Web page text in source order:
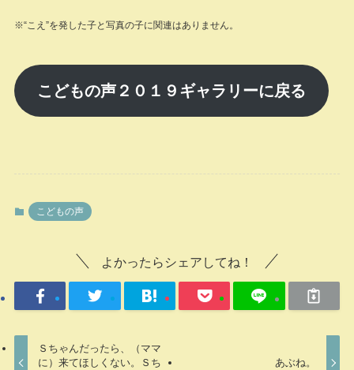
※“こえ”を発した子と写真の子に関連はありません。
こどもの声２０１９ギャラリーに戻る
こどもの声
よかったらシェアしてね！
Ｓちゃんだったら、（ママ
に）来てほしくない。Ｓち
あぶね。